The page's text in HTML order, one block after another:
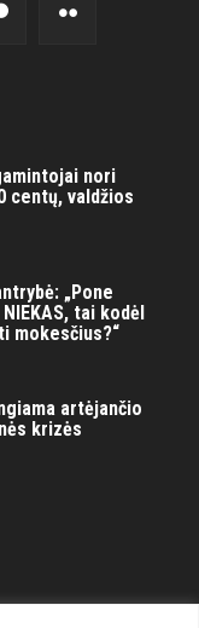
nori
centų, valdžios
„Pone
tai kodėl
mokesčius?“
artėjančio
krizės